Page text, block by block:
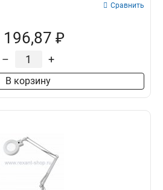
Сравнить
196,87 ₽
– +
В корзину